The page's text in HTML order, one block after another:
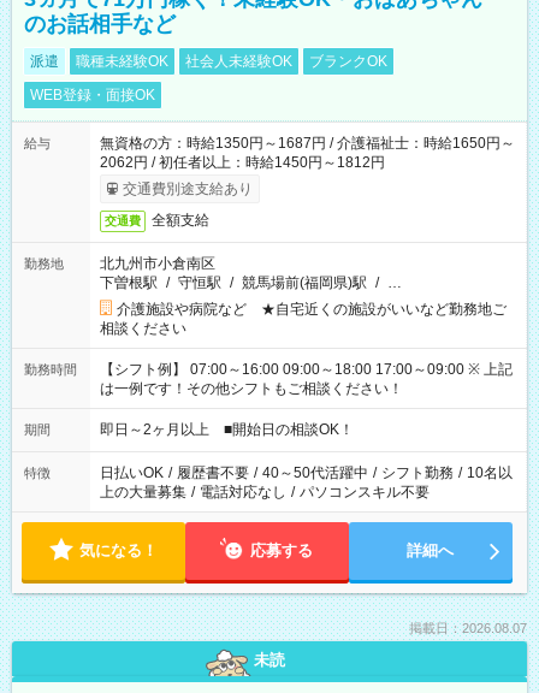
のお話相手など
派遣 職種未経験OK 社会人未経験OK
ブランクOK
WEB登録・面接OK
給与
無資格の方：時給1350円～1687円 / 介護福祉士：時給1650円～
2062円 / 初任者以上：時給1450円～1812円
交通費別途支給あり
交通費 全額支給
勤務地
北九州市小倉南区
下曽根駅 / 守恒駅 / 競馬場前(福岡県)駅 / …
介護施設や病院など ★自宅近くの施設がいいなど勤務地ご
相談ください
勤務時間
【シフト例】 07:00～16:00 09:00～18:00 17:00～09:00 ※ 上記
は一例です！その他シフトもご相談ください！
期間 即日～2ヶ月以上 ■開始日の相談OK！
特徴 日払いOK / 履歴書不要 / 40～50代活躍中 / シフト勤務 / 10名以
上の大量募集 / 電話対応なし / パソコンスキル不要
気になる！ 応募する 詳細へ
掲載日：2026.08.07
未読